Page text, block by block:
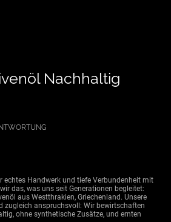
Nachhaltig
echtes Handwerk und tiefe Verbundenheit mit
das, was uns seit Generationen begleitet:
aus Westthrakien, Griechenland. Unsere
zugleich anspruchsvoll: Wir bewirtschaften
ohne synthetische Zusätze, und ernten